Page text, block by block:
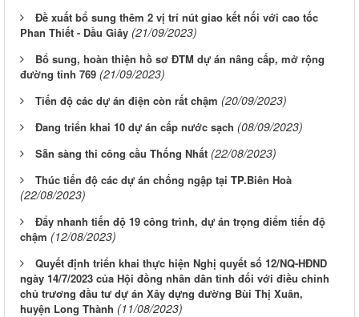
Đề xuất bổ sung thêm 2 vị trí nút giao kết nối với cao tốc
Phan Thiết - Dầu Giây (21/09/2023)
Bổ sung, hoàn thiện hồ sơ ĐTM dự án nâng cấp, mở rộng
đường tỉnh 769 (21/09/2023)
Tiến độ các dự án điện còn rất chậm (20/09/2023)
Đang triển khai 10 dự án cấp nước sạch (08/09/2023)
Sẵn sàng thi công cầu Thống Nhất (22/08/2023)
Thúc tiến độ các dự án chống ngập tại TP.Biên Hoà
(22/08/2023)
Đẩy nhanh tiến độ 19 công trình, dự án trọng điểm tiến độ
chậm (12/08/2023)
Quyết định triển khai thực hiện Nghị quyết số 12/NQ-HĐND
ngày 14/7/2023 của Hội đồng nhân dân tỉnh đối với điều chỉnh
chủ trương đầu tư dự án Xây dựng đường Bùi Thị Xuân,
huyện Long Thành (11/08/2023)